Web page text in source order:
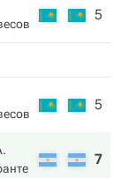
5
5
7